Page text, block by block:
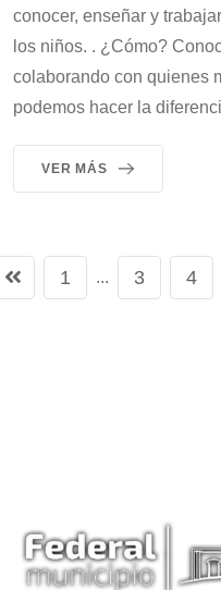
conocer, enseñar y
los niños. . ¿Cómo?
colaborando con quienes
podemos hacer la
VER MÁS
1 ... 3 4